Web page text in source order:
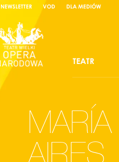
NEWSLETTER VOD DLA MEDIÓW
TEATR
AIRES